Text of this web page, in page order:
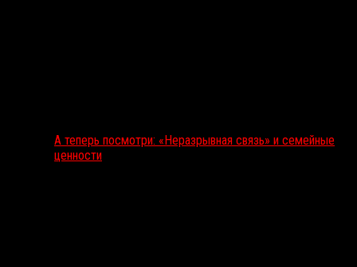
А теперь посмотри: «Неразрывная связь» и семейные
ценности